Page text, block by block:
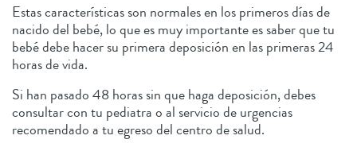
Estas características son normales en los primeros días de
nacido del bebé, lo que es muy importante es saber que tu
bebé debe hacer su primera deposición en las primeras 24
horas de vida.
Si han pasado 48 horas sin que haga deposición, debes
consultar con tu pediatra o al servicio de urgencias
recomendado a tu egreso del centro de salud.